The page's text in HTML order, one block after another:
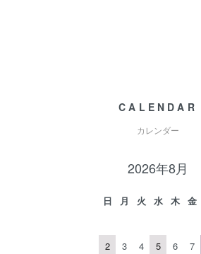
CALENDAR
カレンダー
2026年8月
日 月 火 水 木 金
2
3 4 5 6 7